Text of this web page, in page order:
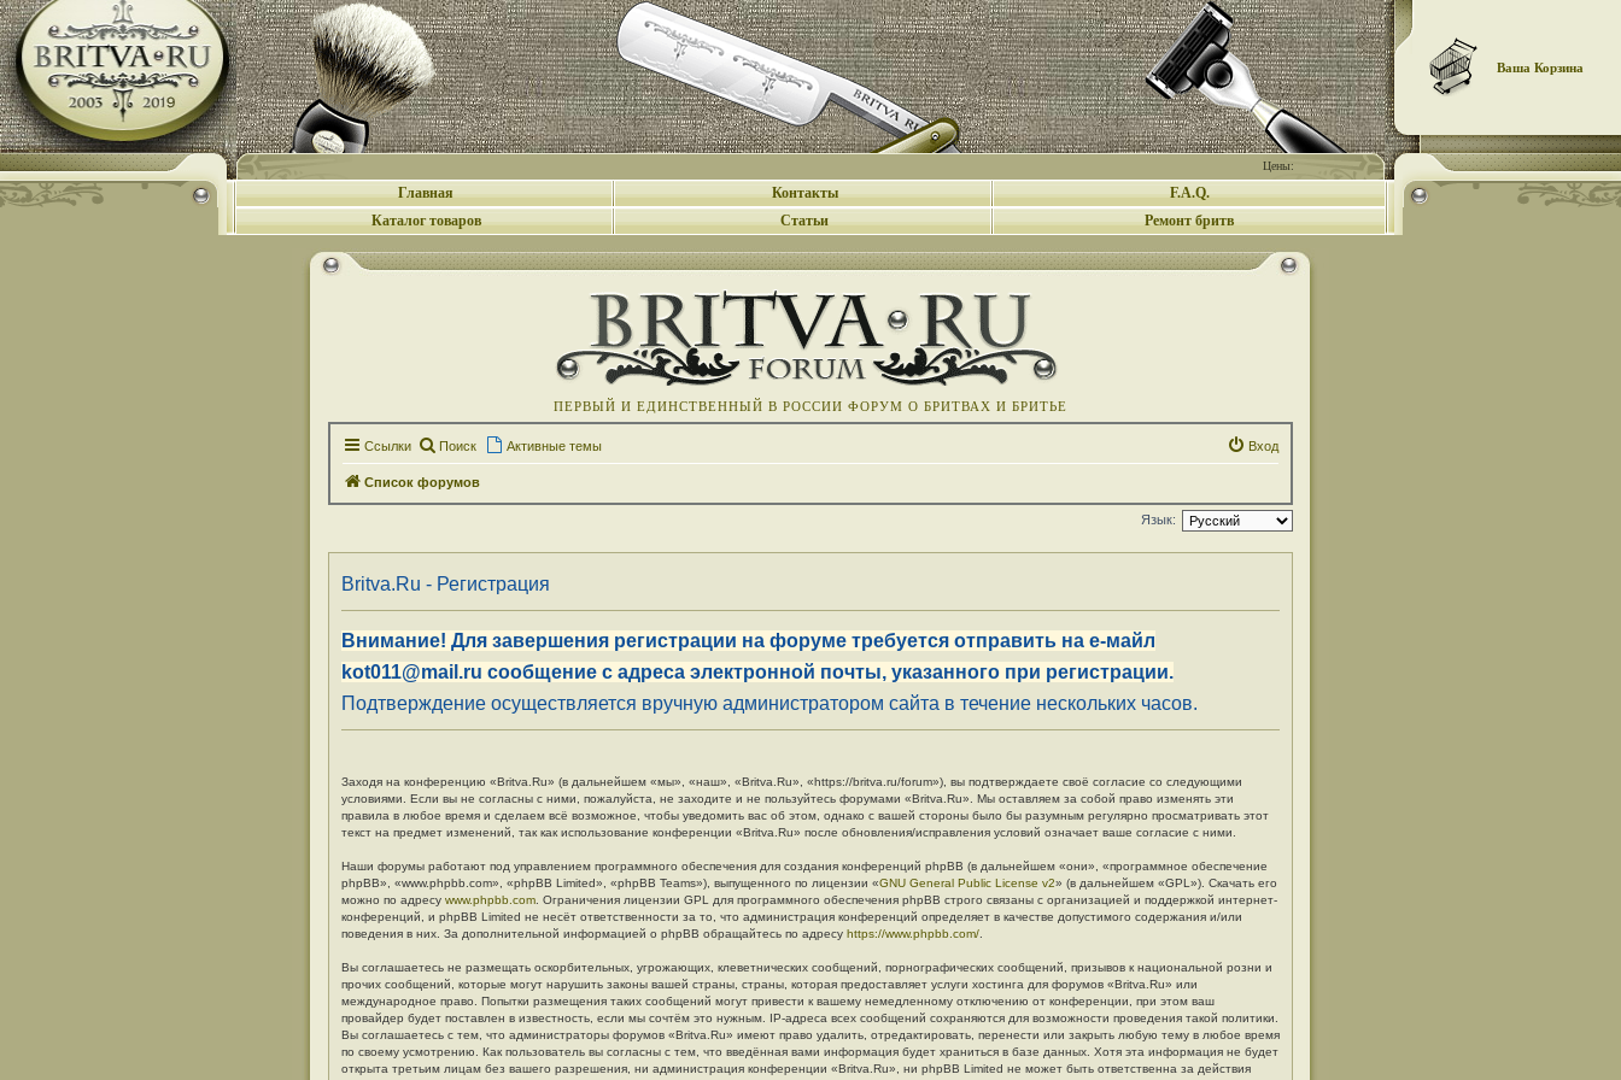
Цены:
Ваша Корзина
Главная Контакты
F.A.Q.
Каталог товаров
Статьи Ремонт бритв
ПЕРВЫЙ И ЕДИНСТВЕННЫЙ В РОССИИ ФОРУМ О БРИТВАХ И БРИТЬЕ
Ссылки Поиск Активные темы Вход
Список форумов
Язык:
Britva.Ru - Регистрация
Внимание! Для завершения регистрации на форуме требуется отправить на е-майл
kot011@mail.ru сообщение с адреса электронной почты, указанного при регистрации.
Подтверждение осуществляется вручную администратором сайта в течение нескольких часов.
Заходя на конференцию «Britva.Ru» (в дальнейшем «мы», «наш», «Britva.Ru», «https://britva.ru/forum»), вы подтверждаете своё согласие со следующими
условиями. Если вы не согласны с ними, пожалуйста, не заходите и не пользуйтесь форумами «Britva.Ru». Мы оставляем за собой право изменять эти
правила в любое время и сделаем всё возможное, чтобы уведомить вас об этом, однако с вашей стороны было бы разумным регулярно просматривать этот
текст на предмет изменений, так как использование конференции «Britva.Ru» после обновления/исправления условий означает ваше согласие с ними.
Наши форумы работают под управлением программного обеспечения для создания конференций phpBB (в дальнейшем «они», «программное обеспечение
phpBB», «www.phpbb.com», «phpBB Limited», «phpBB Teams»), выпущенного по лицензии «GNU General Public License v2» (в дальнейшем «GPL»). Скачать его
можно по адресу www.phpbb.com . Ограничения лицензии GPL для программного обеспечения phpBB строго связаны с организацией и поддержкой интернет-
конференций, и phpBB Limited не несёт ответственности за то, что администрация конференций определяет в качестве допустимого содержания и/или
поведения в них. За дополнительной информацией о phpBB обращайтесь по адресу https://www.phpbb.com/
Вы соглашаетесь не размещать оскорбительных, угрожающих, клеветнических сообщений, порнографических сообщений, призывов к национальной розни и
прочих сообщений, которые могут нарушить законы вашей страны, страны, которая предоставляет услуги хостинга для форумов «Britva.Ru» или
международное право. Попытки размещения таких сообщений могут привести к вашему немедленному отключению от конференции, при этом ваш
провайдер будет поставлен в известность, если мы сочтём это нужным. IP-адреса всех сообщений сохраняются для возможности проведения такой политики.
Вы соглашаетесь с тем, что администраторы форумов «Britva.Ru» имеют право удалить, отредактировать, перенести или закрыть любую тему в любое время
по своему усмотрению. Как пользователь вы согласны с тем, что введённая вами информация будет храниться в базе данных. Хотя эта информация не будет
открыта третьим лицам без вашего разрешения, ни администрация конференции «Britva.Ru», ни phpBB Limited не может быть ответственна за действия